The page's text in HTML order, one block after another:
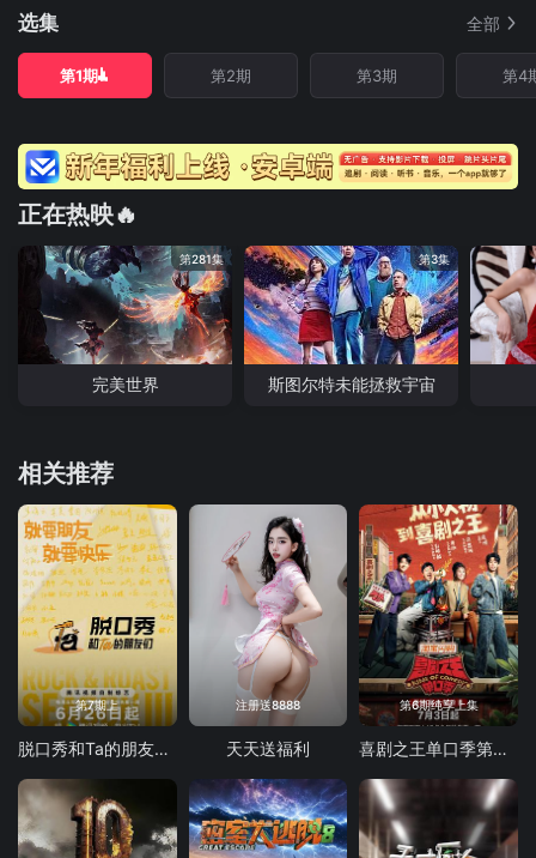
选集 全部
第1期 第2期 第3期 第4
正在热映🔥
第281集
完美世界
第3集
斯图尔特未能拯救宇宙
相关推荐
第7期上
脱口秀和Ta的朋友们 第三季
注册送8888
天天送福利
第6期纯享上集
喜剧之王单口季第三季